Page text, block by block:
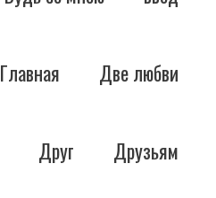
Главная Две любви
Друг Друзьям